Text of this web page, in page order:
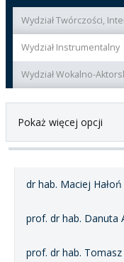
Wydział Twórczości,
Wydział Instrumentalny
Wydział Wokalno-
Pokaż więcej opcji
dr hab. Maciej
prof. dr hab. Danuta
prof. dr hab.